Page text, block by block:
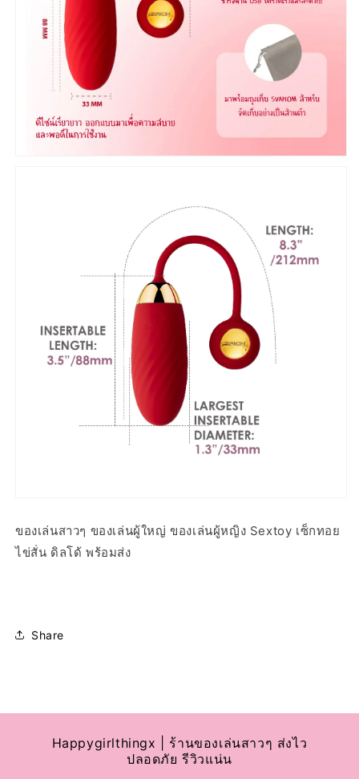
ของเล่นสาวๆ ของเล่นผู้ใหญ่ ของเล่นผู้หญิง Sextoy เซ็กทอย
ไข่สั่น ดิลโด้ พร้อมส่ง
Share
Happygirlthingx | ร้านของเล่นสาวๆ ส่งไว
ปลอดภัย รีวิวแน่น